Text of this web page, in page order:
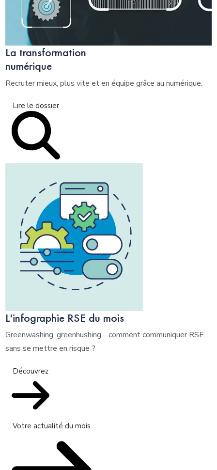
La transformation
numérique
Recruter mieux, plus vite et en équipe grâce au numérique.
Lire le dossier
L'infographie RSE du mois
Greenwashing, greenhushing… comment communiquer RSE
sans se mettre en risque ?
Découvrez
Votre actualité du mois